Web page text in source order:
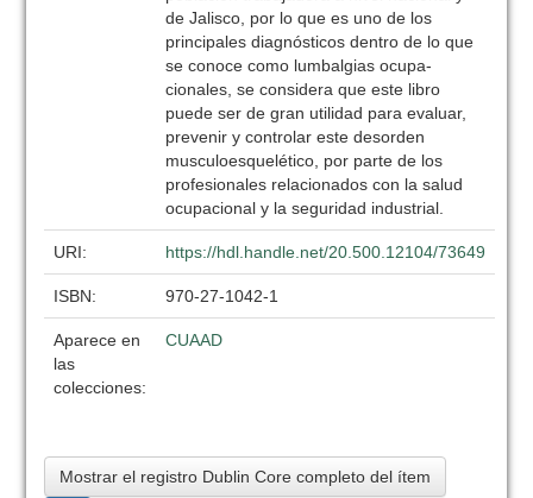
de Jalisco, por lo que es uno de los
principales diagnósticos dentro de lo que
se conoce como lumbalgias ocupa-
cionales, se considera que este libro
puede ser de gran utilidad para evaluar,
prevenir y controlar este desorden
musculoesquelético, por parte de los
profesionales relacionados con la salud
ocupacional y la seguridad industrial.
URI: https://hdl.handle.net/20.500.12104/73649
ISBN: 970-27-1042-1
Aparece en
las
colecciones:
CUAAD
Mostrar el registro Dublin Core completo del ítem